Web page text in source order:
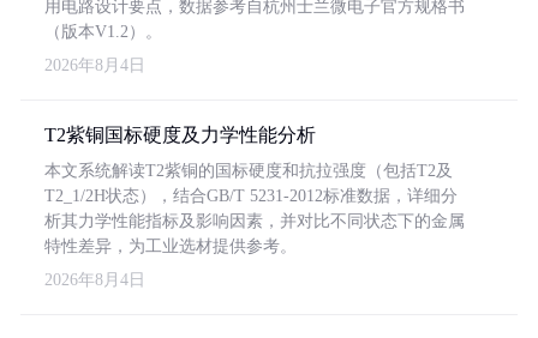
用电路设计要点，数据参考自杭州士兰微电子官方规格书
（版本V1.2）。
2026年8月4日
T2紫铜国标硬度及力学性能分析
本文系统解读T2紫铜的国标硬度和抗拉强度（包括T2及
T2_1/2H状态），结合GB/T 5231-2012标准数据，详细分
析其力学性能指标及影响因素，并对比不同状态下的金属
特性差异，为工业选材提供参考。
2026年8月4日